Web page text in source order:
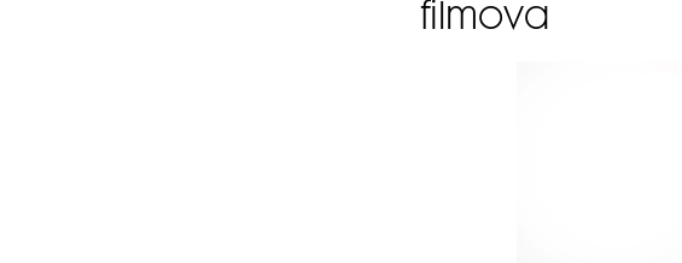
filmova